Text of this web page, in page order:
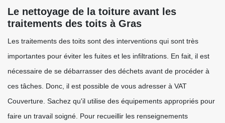
Le nettoyage de la toiture avant les
traitements des toits à Gras
Les traitements des toits sont des interventions qui sont très
importantes pour éviter les fuites et les infiltrations. En fait, il est
nécessaire de se débarrasser des déchets avant de procéder à
ces tâches. Donc, il est possible de vous adresser à VAT
Couverture. Sachez qu'il utilise des équipements appropriés pour
faire un travail soigné. Pour recueillir les renseignements